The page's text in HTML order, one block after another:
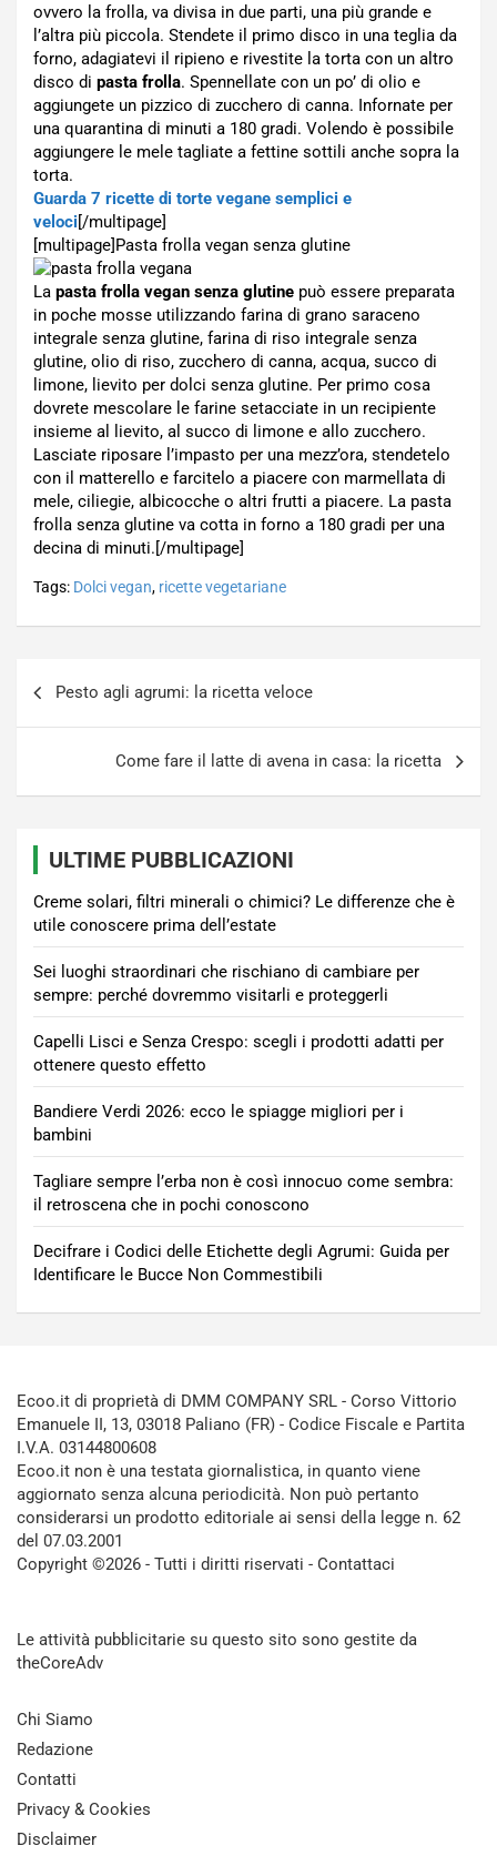
ovvero la frolla, va divisa in due parti, una più grande e
l’altra più piccola. Stendete il primo disco in una teglia da
forno, adagiatevi il ripieno e rivestite la torta con un altro
disco di pasta frolla. Spennellate con un po’ di olio e
aggiungete un pizzico di zucchero di canna. Infornate per
una quarantina di minuti a 180 gradi. Volendo è possibile
aggiungere le mele tagliate a fettine sottili anche sopra la
torta.
Guarda 7 ricette di torte vegane semplici e
veloci[/multipage]
[multipage]Pasta frolla vegan senza glutine
La pasta frolla vegan senza glutine può essere preparata
in poche mosse utilizzando farina di grano saraceno
integrale senza glutine, farina di riso integrale senza
glutine, olio di riso, zucchero di canna, acqua, succo di
limone, lievito per dolci senza glutine. Per primo cosa
dovrete mescolare le farine setacciate in un recipiente
insieme al lievito, al succo di limone e allo zucchero.
Lasciate riposare l’impasto per una mezz’ora, stendetelo
con il matterello e farcitelo a piacere con marmellata di
mele, ciliegie, albicocche o altri frutti a piacere. La pasta
frolla senza glutine va cotta in forno a 180 gradi per una
decina di minuti.[/multipage]
Tags: Dolci vegan, ricette vegetariane
Pesto agli agrumi: la ricetta veloce
Come fare il latte di avena in casa: la ricetta
ULTIME PUBBLICAZIONI
Creme solari, filtri minerali o chimici? Le differenze che è
utile conoscere prima dell’estate
Sei luoghi straordinari che rischiano di cambiare per
sempre: perché dovremmo visitarli e proteggerli
Capelli Lisci e Senza Crespo: scegli i prodotti adatti per
ottenere questo effetto
Bandiere Verdi 2026: ecco le spiagge migliori per i
bambini
Tagliare sempre l’erba non è così innocuo come sembra:
il retroscena che in pochi conoscono
Decifrare i Codici delle Etichette degli Agrumi: Guida per
Identificare le Bucce Non Commestibili
Ecoo.it di proprietà di DMM COMPANY SRL - Corso Vittorio
Emanuele II, 13, 03018 Paliano (FR) - Codice Fiscale e Partita
I.V.A. 03144800608
Ecoo.it non è una testata giornalistica, in quanto viene
aggiornato senza alcuna periodicità. Non può pertanto
considerarsi un prodotto editoriale ai sensi della legge n. 62
del 07.03.2001
Copyright ©2026 - Tutti i diritti riservati - Contattaci
Le attività pubblicitarie su questo sito sono gestite da
theCoreAdv
Chi Siamo
Redazione
Contatti
Privacy & Cookies
Disclaimer